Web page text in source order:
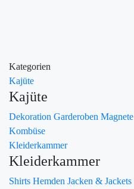
Kategorien
Kajüte
Kajüte
Dekoration Garderoben Magnete
Kombüse
Kleiderkammer
Kleiderkammer
Shirts Hemden Jacken & Jackets